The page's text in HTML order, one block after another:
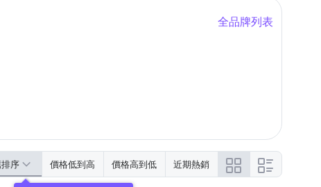
全品牌列表
序 價格低到高 價格高到低 近期熱銷